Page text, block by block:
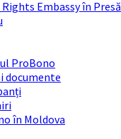
Embassy în Presă
ProBono
documente
în Moldova